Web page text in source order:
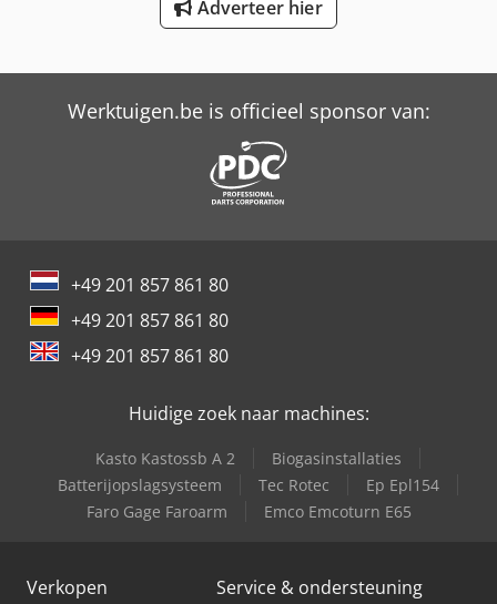
Trailer And Tools
Adverteer hier
Werktuigen.be is officieel sponsor van:
+49 201 857 861 80
+49 201 857 861 80
+49 201 857 861 80
Huidige zoek naar machines:
Kasto Kastossb A 2
Biogasinstallaties
Batterijopslagsysteem
Tec Rotec
Ep Epl154
Faro Gage Faroarm
Emco Emcoturn E65
Verkopen Service & ondersteuning